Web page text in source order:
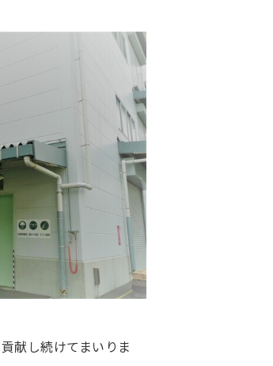
献し続けてまいりま